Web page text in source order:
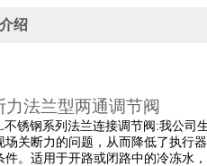
绍
力法兰型两通调节阀
不锈钢系列法兰连接调节阀:我公司
场关断力的问题，从而降低了执行
件。适用于开路或闭路中的冷冻水